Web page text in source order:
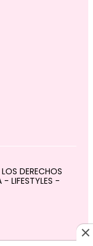
DERECHOS
- LIFESTYLES -